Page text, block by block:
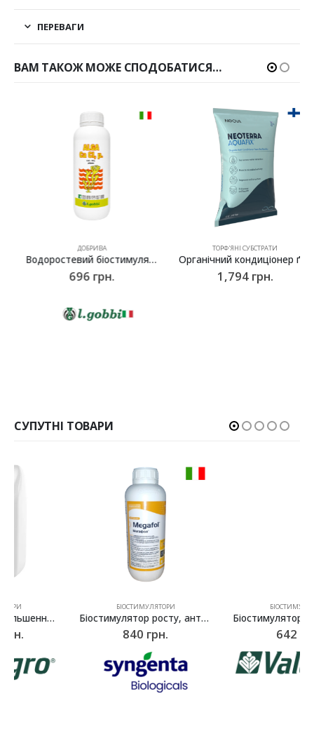
ПЕРЕВАГИ
ВАМ ТАКОЖ МОЖЕ СПОДОБАТИСЯ…
ДОБРИВА
Водоростевий біостимулятор-добриво ALGA Ca Cl (AlgiCAL), l.gobbi -1 л
696грн.
ТОРФ'ЯНІ СУБСТРАТИ
Органічний кондиціонер ґрунту NeoTerra Aqua, Neova – 25кг
1,794грн.
СУПУТНІ ТОВАРИ
Біостимулятор росту, антистресант Мегафол (Megafol), Syngenta (Valagro) – 1 л Біостимулятор росту, антистресант кореневої системи Віва (Viva), Valagro – 1 л